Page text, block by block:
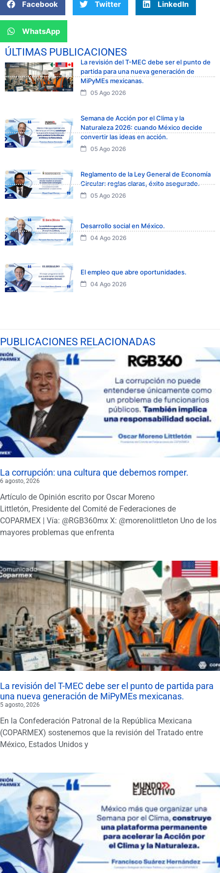
Facebook Twitter LinkedIn
WhatsApp
ÚLTIMAS PUBLICACIONES
La revisión del T-MEC debe ser el punto de
partida para una nueva generación de
MiPyMEs mexicanas.
05 Ago 2026
Semana de Acción por el Clima y la
Naturaleza 2026: cuando México decide
convertir las ideas en acción.
05 Ago 2026
Reglamento de la Ley General de Economía
Circular: reglas claras, éxito asegurado.
05 Ago 2026
Desarrollo social en México.
04 Ago 2026
El empleo que abre oportunidades.
04 Ago 2026
PUBLICACIONES RELACIONADAS
La corrupción: una cultura que debemos romper.
6 agosto, 2026
Artículo de Opinión escrito por Oscar Moreno
Littletón, Presidente del Comité de Federaciones de
COPARMEX | Vía: @RGB360mx X: @morenolittleton Uno de los
mayores problemas que enfrenta
La revisión del T-MEC debe ser el punto de partida para
una nueva generación de MiPyMEs mexicanas.
5 agosto, 2026
En la Confederación Patronal de la República Mexicana
(COPARMEX) sostenemos que la revisión del Tratado entre
México, Estados Unidos y